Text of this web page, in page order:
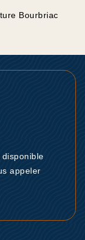
Bourbriac
disponible
appeler